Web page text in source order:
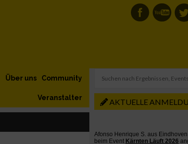
Community
Über uns
Veranstalter AKTUELLE